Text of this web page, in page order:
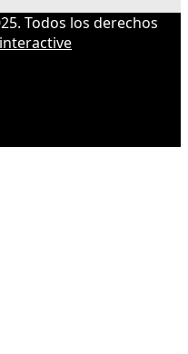
Todos los derechos